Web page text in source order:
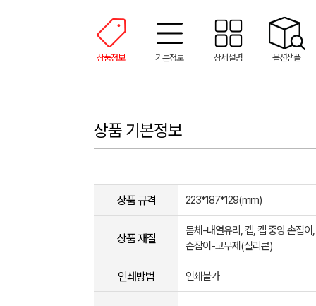
상품정보 기본정보 상세설명 옵션샘플
상품 기본정보
상품 규격 223*187*129(mm)
상품 재질
몸체-내열유리, 캡, 캡 중앙 손잡이
손잡이-고무제(실리콘)
인쇄방법 인쇄불가